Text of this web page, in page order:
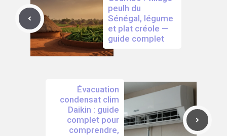
peulh du
Sénégal, légume
et plat créole —
guide complet
Évacuation
condensat clim
Daikin : guide
complet pour
comprendre,